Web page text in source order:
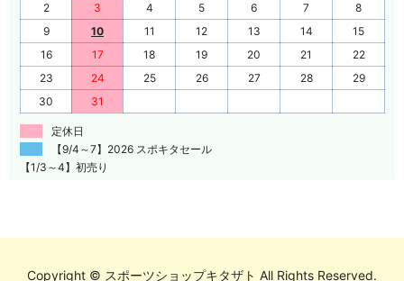
2
3 4 5 6 7
8
9
10 11 12 13 14
15
16
17 18 19 20 21
22
23
24 25 26 27 28
29
30
31
定休日
【9/4～7】2026 スポキタセール
【1/3～4】初売り
Copyright © スポーツショップキタザト All Rights Reserved.